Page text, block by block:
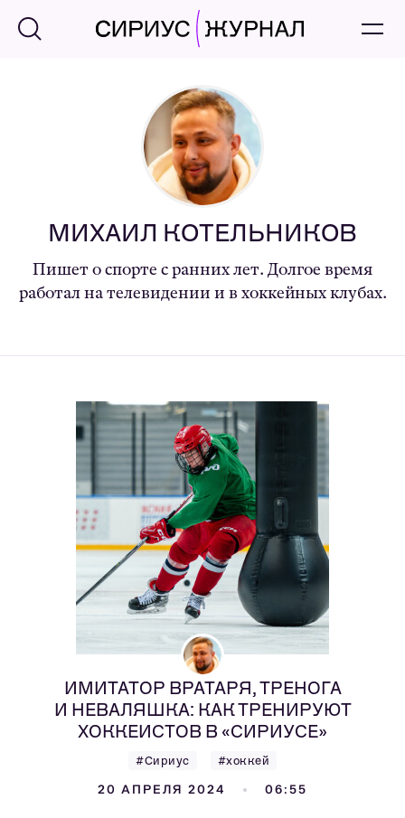
МИХАИЛ КОТЕЛЬНИКОВ
Пишет о спорте с ранних лет. Долгое время
работал на телевидении и в хоккейных клубах.
ИМИТАТОР ВРАТАРЯ, ТРЕНОГА
И НЕВАЛЯШКА: КАК ТРЕНИРУЮТ
ХОККЕИСТОВ В «СИРИУСЕ»
#Сириус #хоккей
20 АПРЕЛЯ 2024 06:55